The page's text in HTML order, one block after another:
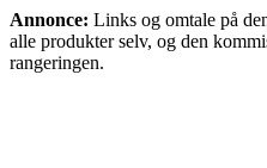
Annonce: Links og omtale på
alle produkter selv, og den
rangeringen.